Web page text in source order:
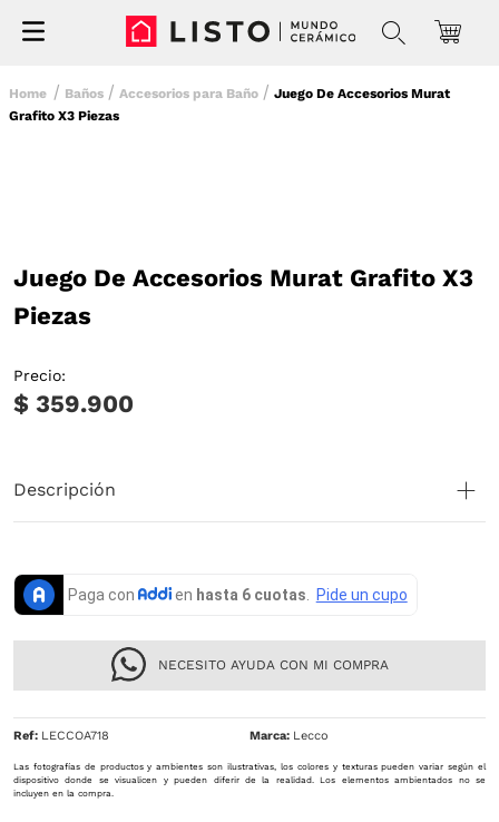
Baños Accesorios para Baño
Juego De Accesorios Murat
Grafito X3 Piezas
Juego De Accesorios Murat Grafito X3
Piezas
Precio:
$ 359.900
Descripción
NECESITO AYUDA CON MI COMPRA
Ref: LECCOA718 Lecco
Las fotografías de productos y ambientes son ilustrativas, los colores y texturas pueden variar según el
dispositivo donde se visualicen y pueden diferir de la realidad. Los elementos ambientados no se
incluyen en la compra.